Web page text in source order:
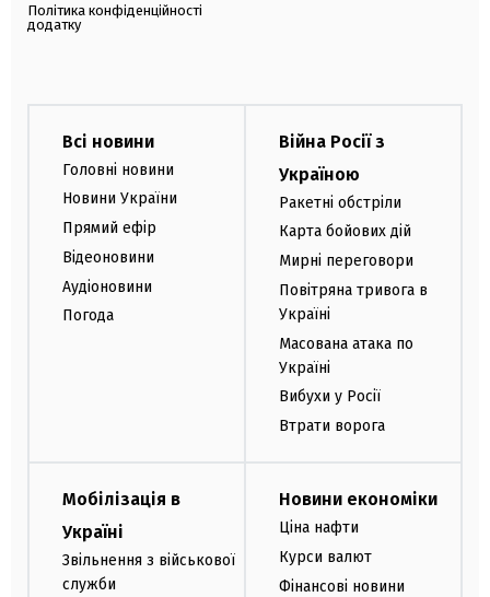
Політика конфіденційності
додатку
Всі новини
Головні новини
Новини України
Прямий ефір
Відеоновини
Аудіоновини
Погода
Війна Росії з
Україною
Ракетні обстріли
Карта бойових дій
Мирні переговори
Повітряна тривога в
Україні
Масована атака по
Україні
Вибухи у Росії
Втрати ворога
Мобілізація в
Україні
Звільнення з військової
служби
Новини економіки
Ціна нафти
Курси валют
Фінансові новини